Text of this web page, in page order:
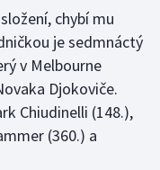
chybí mu
je sedmnáctý
v Melbourne
Djokoviče.
Chiudinelli (148.),
(360.) a